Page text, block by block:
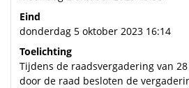
Eind
donderdag 5 oktober 2023 16:14
Toelichting
Tijdens de raadsvergadering van
door de raad besloten de